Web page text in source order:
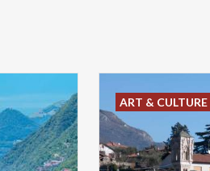
ART & CULTURE